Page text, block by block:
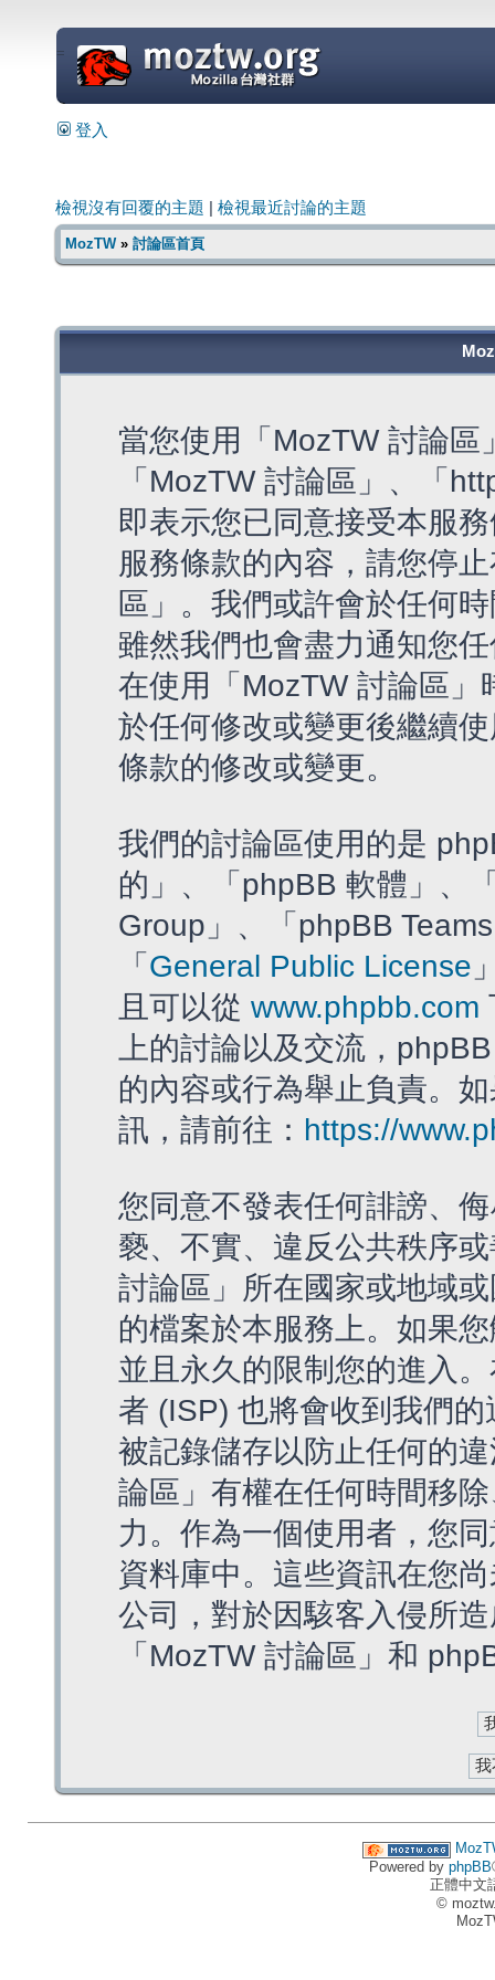
=
登入
檢視沒有回覆的主題 檢視最近討論的主題
MozTW» 討論區首頁
當您使用「MozTW 討論
「MozTW 討論區」、「
即表示您已同意接受本服
服務條款的內容，請您停
區」。我們或許會於任何
雖然我們也會盡力通知您
在使用「MozTW 討論區
於任何修改或變更後繼續
條款的修改或變更。
我們的討論區使用的是
的」、「phpBB 軟體」、
Group」、「phpBB
「 General Public License
且可以從 www.phpbb.com
上的討論以及交流，
的內容或行為舉止負責。
訊，請前往： https://
您同意不發表任何誹謗、
褻、不實、違反公共秩序
討論區」所在國家或地域
的檔案於本服務上。如果
並且永久的限制您的進入
者 (ISP) 也將會收到我們
被記錄儲存以防止任何的
論區」有權在任何時間移
力。作為一個使用者，您
資料庫中。這些資訊在您
公司，對於因駭客入侵所
「MozTW 討論區」和
Powered by phpBB
正體中文
©